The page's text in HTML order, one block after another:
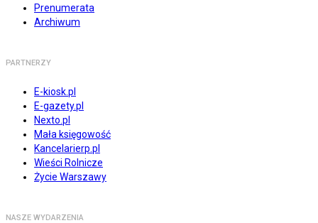
Prenumerata
Archiwum
PARTNERZY
E-kiosk.pl
E-gazety.pl
Nexto.pl
Mała księgowość
Kancelarierp.pl
Wieści Rolnicze
Życie Warszawy
NASZE WYDARZENIA